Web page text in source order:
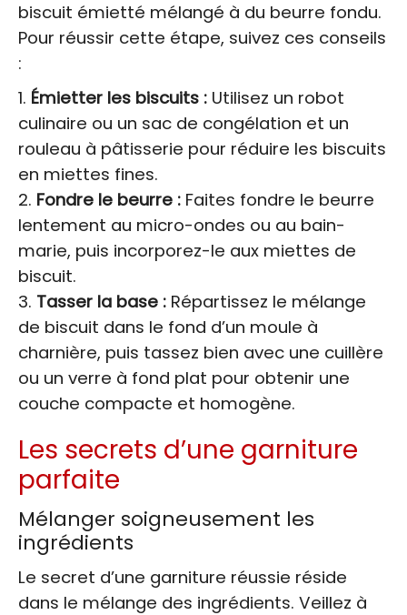
biscuit émietté mélangé à du beurre fondu.
Pour réussir cette étape, suivez ces conseils
:
Émietter les biscuits : Utilisez un robot
culinaire ou un sac de congélation et un
rouleau à pâtisserie pour réduire les biscuits
en miettes fines.
Fondre le beurre : Faites fondre le beurre
lentement au micro-ondes ou au bain-
marie, puis incorporez-le aux miettes de
biscuit.
Tasser la base : Répartissez le mélange
de biscuit dans le fond d’un moule à
charnière, puis tassez bien avec une cuillère
ou un verre à fond plat pour obtenir une
couche compacte et homogène.
Les secrets d’une garniture
parfaite
Mélanger soigneusement les
ingrédients
Le secret d’une garniture réussie réside
dans le mélange des ingrédients. Veillez à